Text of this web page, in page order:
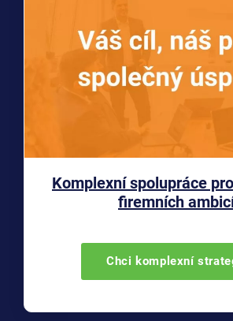
Komplexní spolupráce
firemních
Chci komplexní